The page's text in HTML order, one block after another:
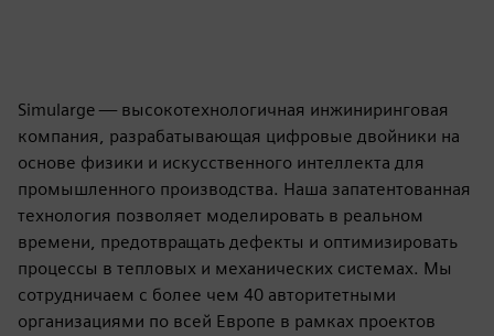
Simularge — высокотехнологичная инжиниринговая
компания, разрабатывающая цифровые двойники на
основе физики и искусственного интеллекта для
промышленного производства. Наша запатентованная
технология позволяет моделировать в реальном
времени, предотвращать дефекты и оптимизировать
процессы в тепловых и механических системах. Мы
сотрудничаем с более чем 40 авторитетными
организациями по всей Европе в рамках проектов